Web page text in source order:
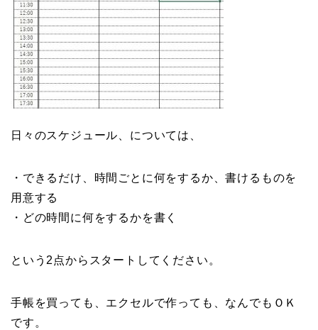
日々のスケジュール、については、
・できるだけ、時間ごとに何をするか、書けるものを
用意する
・どの時間に何をするかを書く
という2点からスタートしてください。
手帳を買っても、エクセルで作っても、なんでもＯＫ
です。